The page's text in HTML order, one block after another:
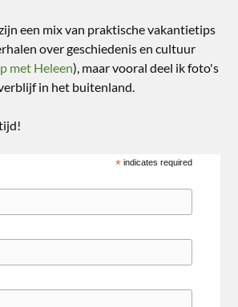
een mix van praktische vakantietips
over geschiedenis en cultuur
met Heleen), maar vooral deel ik foto's
in het buitenland.
* indicates required